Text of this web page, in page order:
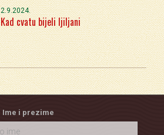
2.9.2024.
Kad cvatu bijeli ljiljani
Ime i prezime